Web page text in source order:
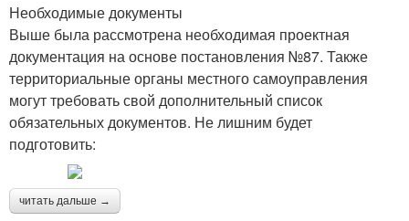
Необходимые документы
Выше была рассмотрена необходимая проектная
документация на основе постановления №87. Также
территориальные органы местного самоуправления
могут требовать свой дополнительный список
обязательных документов. Не лишним будет
подготовить:
читать дальше →